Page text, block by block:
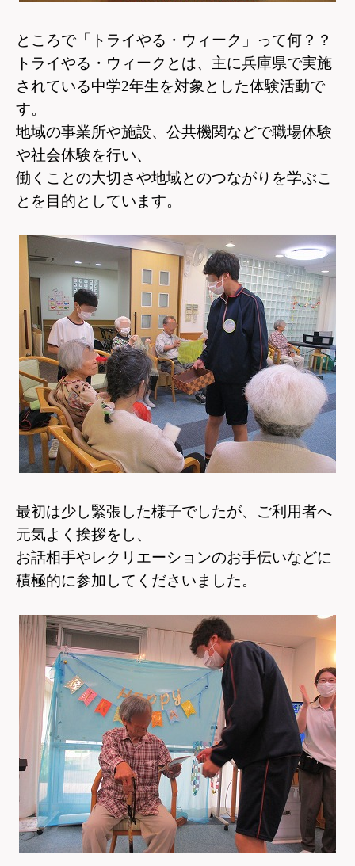
ところで「トライやる・ウィーク」って何？？
トライやる・ウィークとは、主に兵庫県で実施
されている中学2年生を対象とした体験活動で
す。
地域の事業所や施設、公共機関などで職場体験
や社会体験を行い、
働くことの大切さや地域とのつながりを学ぶこ
とを目的としています。
最初は少し緊張した様子でしたが、ご利用者へ
元気よく挨拶をし、
お話相手やレクリエーションのお手伝いなどに
積極的に参加してくださいました。